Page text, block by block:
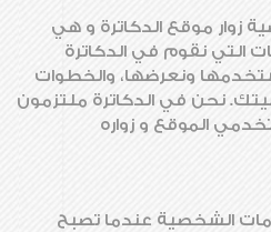
زوار موقع الدكاترة و هي
التي نقوم في الدكاترة
ونعرضها، والخطوات
نحن في الدكاترة ملتزمون
الموقع و زواره
الشخصية عندما تصبح